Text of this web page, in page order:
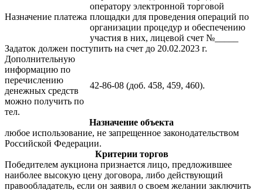
Назначение платежа
оператору электронной торговой
площадки для проведения операций по
организации процедур и обеспечению
участия в них, лицевой счет №_____
Задаток должен поступить на счет до 20.02.2023 г.
Дополнительную
информацию по
перечислению
денежных средств
можно получить по
тел.
42-86-08 (доб. 458, 459, 460).
Назначение объекта
любое использование, не запрещенное законодательством
Российской Федерации.
Критерии торгов
Победителем аукциона признается лицо, предложившее
наиболее высокую цену договора, либо действующий
правообладатель, если он заявил о своем желании заключить